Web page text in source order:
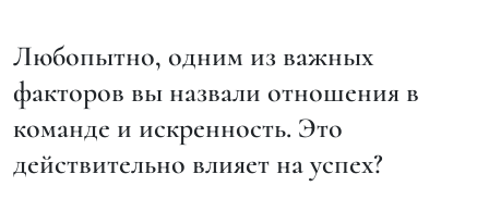
Любопытно, одним из важных
факторов вы назвали отношения в
команде и искренность. Это
действительно влияет на успех?